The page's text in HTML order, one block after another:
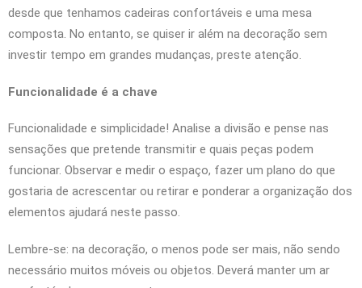
desde que tenhamos cadeiras confortáveis ​​e uma mesa
composta. No entanto, se quiser ir além na decoração sem
investir tempo em grandes mudanças, preste atenção.
Funcionalidade é a chave
Funcionalidade e simplicidade! Analise a divisão e pense nas
sensações que pretende transmitir e quais peças podem
funcionar. Observar e medir o espaço, fazer um plano do que
gostaria de acrescentar ou retirar e ponderar a organização dos
elementos ajudará neste passo.
Lembre-se: na decoração, o menos pode ser mais, não sendo
necessário muitos móveis ou objetos. Deverá manter um ar